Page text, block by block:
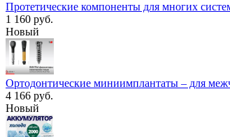
Протетические компоненты для многих
1 160 руб.
Новый
Ортодонтические миниимплантаты – для
4 166 руб.
Новый